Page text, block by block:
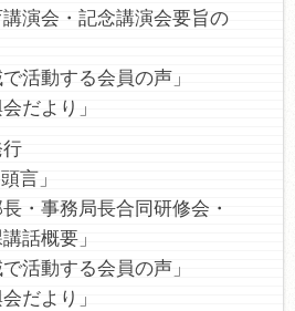
講演会・記念講演会要旨の
活動する会員の声」
だより」
行
言」
・事務局長合同研修会・
話概要」
活動する会員の声」
だより」